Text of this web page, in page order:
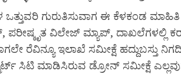
ಒತ್ತುವರಿ ಗುರುತಿಸುವಾಗ ಈ ಕೆಳಕಂಡ
ಪರೀಷ್ಕೃತ ವಿಲೇಜ್ ಮ್ಯಾಪ್, ದಾಖಲೆಗಳಲ್ಲಿ
ರೆವಿನ್ಯೂ ಇಲಾಖೆ ಸಮೀಕ್ಷೆ ಹದ್ದುಬಸ್ತು
ಸಿಟಿ ಮಾಡಿಸಿರುವ ಡ್ರೋನ್ ಸಮೀಕ್ಷೆ